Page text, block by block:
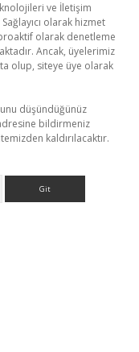
ve İletişim
olarak hizmet
olarak denetleme
Ancak, üyelerimiz
olup, siteye üye olarak
düşündüğünüz
bildirmeniz
kaldırılacaktır.